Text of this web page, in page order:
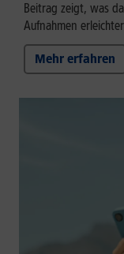
Beitrag zeigt, was
Aufnahmen
Mehr erfahren